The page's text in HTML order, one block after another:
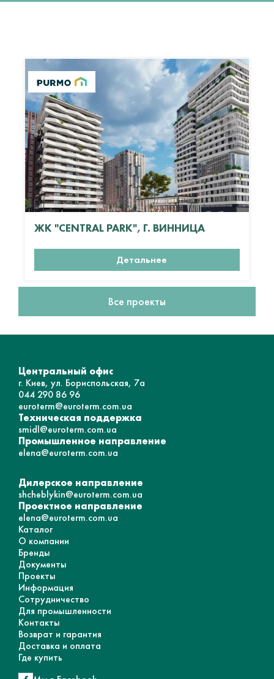
ЖК "CENTRAL PARK", Г. ВИННИЦА
Детальнее
Все проекты
Центральный офис
г. Киев, ул. Бориспольская, 7а
044 290 86 96
euroterm@euroterm.com.ua
Техническая поддержка
smidl@euroterm.com.ua
Промышленное направление
elena@euroterm.com.ua
Дилерское направление
shcheblykin@euroterm.com.ua
Проектное направление
elena@euroterm.com.ua
Каталог
О компании
Бренды
Документы
Проекты
Информация
Сотрудничество
Для промышленности
Контакты
Возврат и гарантия
Доставка и оплата
Где купить